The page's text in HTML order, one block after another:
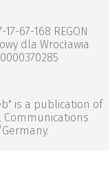
67-168 REGON
dla Wrocławia
is a publication of
Communications